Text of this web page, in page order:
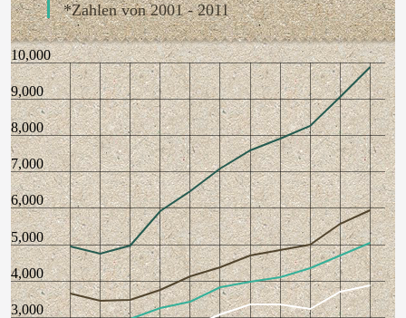
*Zahlen von 2001 - 2011
3,000
4,000
5,000
6,000
7,000
8,000
9,000
10,000